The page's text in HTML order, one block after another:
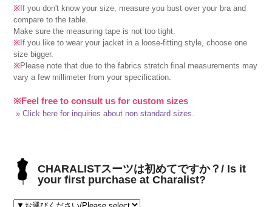
※If you don't know your size, measure you bust over your bra and
compare to the table.
Make sure the measuring tape is not too tight.
※If you like to wear your jacket in a loose-fitting style, choose one
size bigger.
※Please note that due to the fabrics stretch final measurements may
vary a few millimeter from your specification.
※Feel free to consult us for custom sizes
» Click here for inquiries about non standard sizes.
CHARALISTスーツは初めてですか？/ Is it
your first purchase at Charalist?